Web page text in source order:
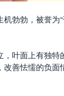
勃，被誉为“
面上有独特
善怯懦的负面